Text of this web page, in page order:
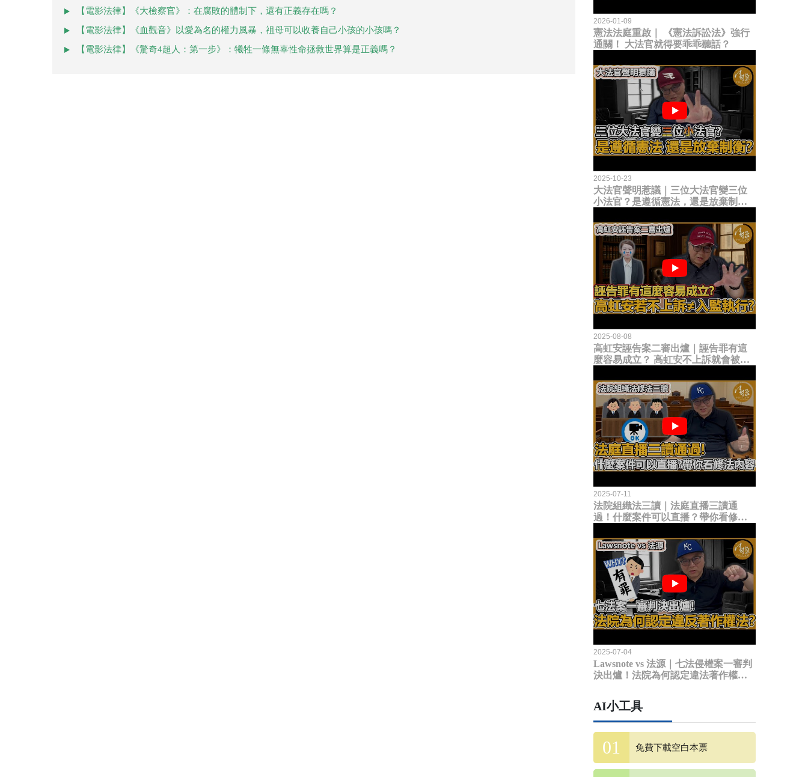
【電影法律】《大檢察官》：在腐敗的體制下，還有正義存在嗎？
【電影法律】《血觀音》以愛為名的權力風暴，祖母可以收養自己小孩的小孩嗎？
【電影法律】《驚奇4超人：第一步》：犧牲一條無辜性命拯救世界算是正義嗎？
2026-01-09
憲法法庭重啟｜ 《憲法訴訟法》強行
通關！ 大法官就得要乖乖聽話？
2025-10-23
大法官聲明惹議｜三位大法官變三位
小法官？是遵循憲法，還是放棄制衡
2025-08-08
高虹安誣告案二審出爐｜誣告罪有這
麼容易成立？ 高虹安不上訴就會被
2025-07-11
法院組織法三讀｜法庭直播三讀通
過！什麼案件可以直播？帶你看修法
2025-07-04
Lawsnote vs 法源｜七法侵權案一審判
決出爐！法院為何認定違法著作權
AI小工具
免費下載空白本票